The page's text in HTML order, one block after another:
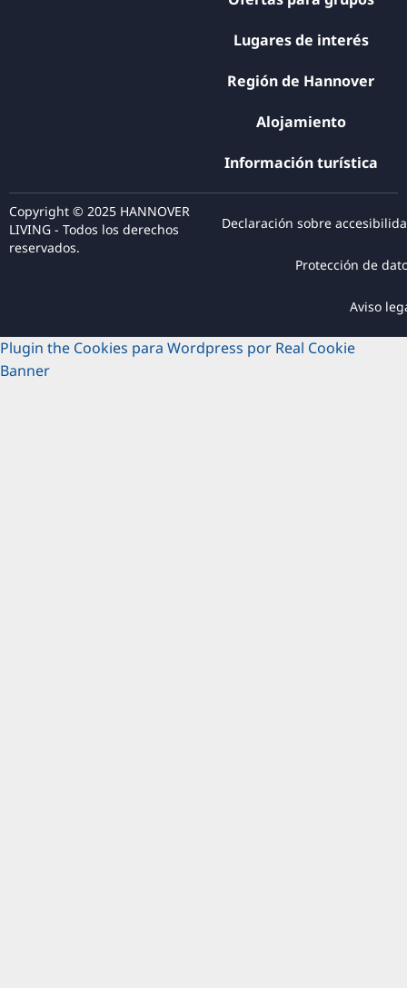
Lugares de interés
Región de Hannover
Alojamiento
Información turística
Copyright © 2025 HANNOVER
LIVING - Todos los derechos
reservados.
Declaración sobre
Protección de
Aviso
Plugin the Cookies para Wordpress por Real Cookie
Banner